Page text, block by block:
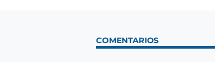
COMENTARIOS